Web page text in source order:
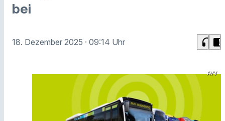
bei
18. Dezember 2025 · 09:14 Uhr headphones chrome_reader_mode
AVV